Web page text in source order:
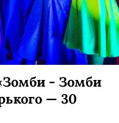
- Зомби
— 30